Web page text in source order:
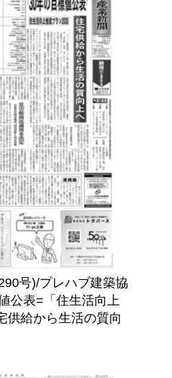
号)/プレハブ建築協
公表=「住生活向上
供給から生活の質向